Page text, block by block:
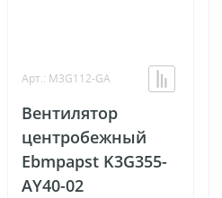
Арт.: M3G112-GA
Вентилятор
центробежный
Ebmpapst K3G355-
AY40-02